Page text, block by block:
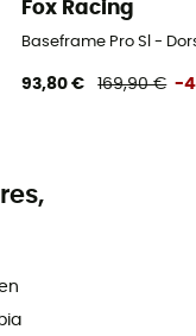
Fox Racing
Baseframe Pro Sl -
93,80 € 169,90 € -